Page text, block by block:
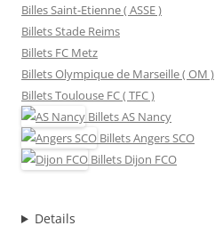
Billes Saint-Etienne ( ASSE )
Billets Stade Reims
Billets FC Metz
Billets Olympique de Marseille ( OM )
Billets Toulouse FC ( TFC )
BilletsAS Nancy
BilletsAngers SCO
Billets Dijon FCO
Details